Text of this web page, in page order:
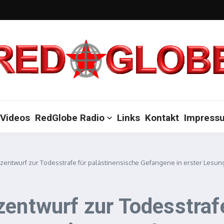
Videos RedGlobe Radio Links Kontakt
zur Todesstrafe für palästinensische Gefangene in erster
zur